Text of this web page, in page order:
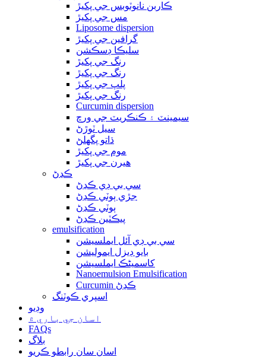
ڪاربن نانوٽوبس جي پکيڙ
مس جي پکيڙ
Liposome dispersion
گرافين جي پکيڙ
سليڪا ڊسڪشن
رنگ جي پکيڙ
رنگ جي پکيڙ
پلپ جي پکيڙ
رنگ جي پکيڙ
Curcumin dispersion
سيمينٽ ۽ ڪنڪريٽ جي ورڇ
سيل ٽوڙڻ
ڌاتو پگھلڻ
موم جي پکيڙ
هيرن جي پکيڙ
ڪڍڻ
سي بي ڊي ڪڍڻ
جڙي ٻوٽي ڪڍڻ
ٻوٽي ڪڍڻ
پيڪٽين ڪڍڻ
emulsification
سي بي ڊي آئل ايملسيشن
بايو ڊيزل ايموليشن
کاسمیٹڪ ايملسيشن
Nanoemulsion Emulsification
Curcumin ڪڍڻ
اسپري ڪوٽنگ
وڊيو
اسان جي باري ۾
FAQs
بلاگ
اسان سان رابطو ڪريو